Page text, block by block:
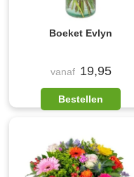
Boeket Evlyn
vanaf 19,95
Bestellen